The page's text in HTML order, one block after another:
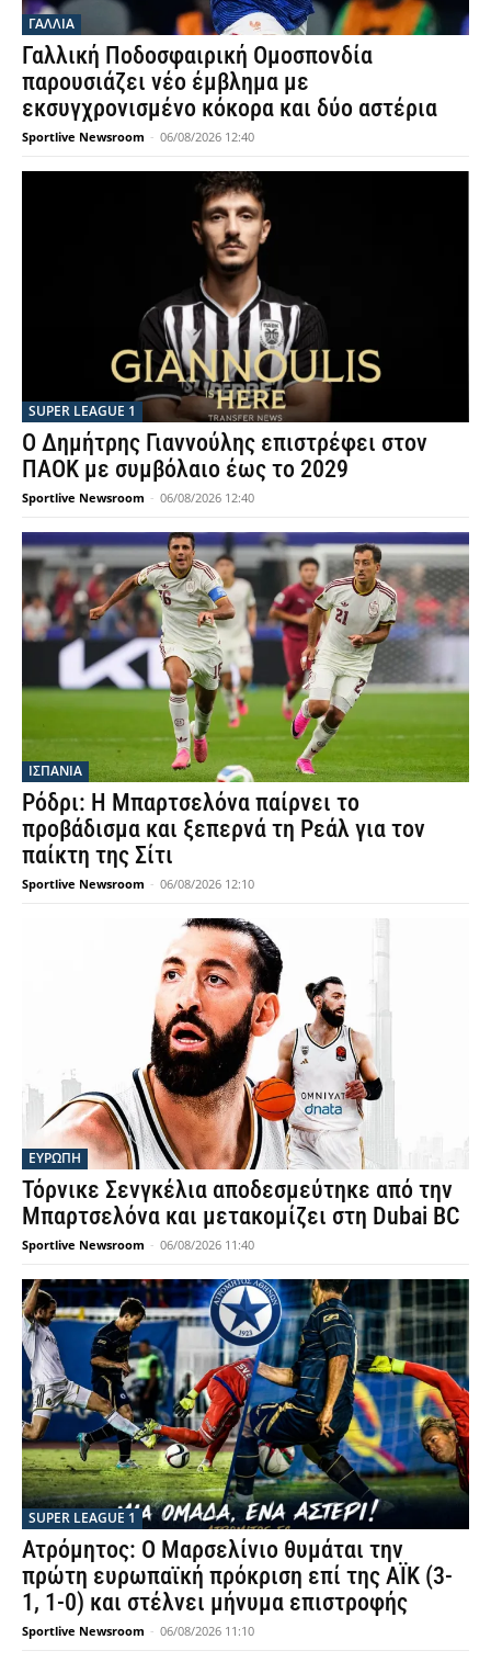
ΓΑΛΛΙΑ
Γαλλική Ποδοσφαιρική Ομοσπονδία
παρουσιάζει νέο έμβλημα με
εκσυγχρονισμένο κόκορα και δύο αστέρια
Sportlive Newsroom - 06/08/2026 12:40
SUPER LEAGUE 1
Ο Δημήτρης Γιαννούλης επιστρέφει στον
ΠΑΟΚ με συμβόλαιο έως το 2029
Sportlive Newsroom - 06/08/2026 12:40
ΙΣΠΑΝΙΑ
Ρόδρι: Η Μπαρτσελόνα παίρνει το
προβάδισμα και ξεπερνά τη Ρεάλ για τον
παίκτη της Σίτι
Sportlive Newsroom - 06/08/2026 12:10
ΕΥΡΩΠΗ
Τόρνικε Σενγκέλια αποδεσμεύτηκε από την
Μπαρτσελόνα και μετακομίζει στη Dubai BC
Sportlive Newsroom - 06/08/2026 11:40
SUPER LEAGUE 1
Ατρόμητος: Ο Μαρσελίνιο θυμάται την
πρώτη ευρωπαϊκή πρόκριση επί της ΑΪΚ (3-
1, 1-0) και στέλνει μήνυμα επιστροφής
Sportlive Newsroom - 06/08/2026 11:10